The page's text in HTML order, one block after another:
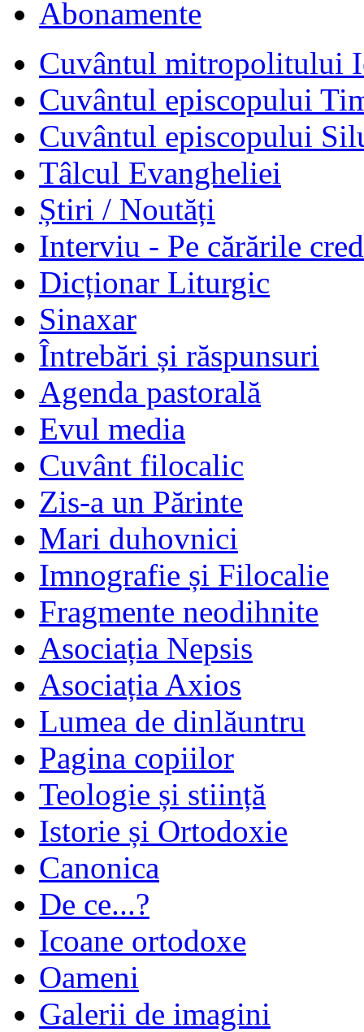
Abonamente
Cuvântul mitropolitului
Cuvântul episcopului
Cuvântul episcopului
Tâlcul Evangheliei
Știri / Noutăți
Interviu - Pe cărările
Dicționar Liturgic
Sinaxar
Întrebări și răspunsuri
Agenda pastorală
Evul media
Cuvânt filocalic
Zis-a un Părinte
Mari duhovnici
Imnografie și Filocalie
Fragmente neodihnite
Asociația Nepsis
Asociația Axios
Lumea de dinlăuntru
Pagina copiilor
Teologie și stiință
Istorie și Ortodoxie
Canonica
De ce...?
Icoane ortodoxe
Oameni
Galerii de imagini